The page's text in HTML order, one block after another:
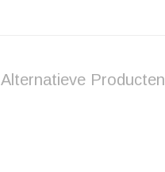
Alternatieve Producten